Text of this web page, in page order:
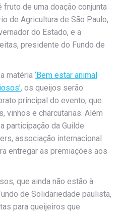
fruto de uma doação conjunta
de Agricultura de São Paulo,
do Estado, e a
presidente do Fundo de
matéria ‘Bem estar animal
, os queijos serão
principal do evento, que
vinhos e charcutarias. Além
participação da Guilde
associação internacional
entregar as premiações aos
que ainda não estão à
de Solidariedade paulista,
para queijeiros que